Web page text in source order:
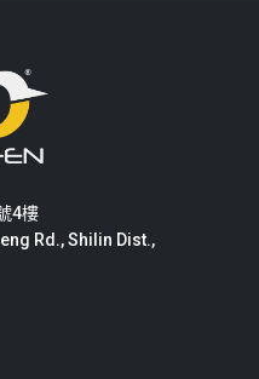
4樓
Rd., Shilin Dist.,